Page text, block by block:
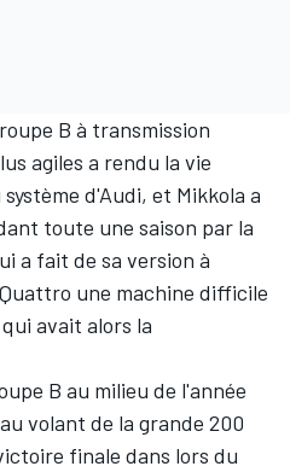
B à transmission
agiles a rendu la vie
d'Audi, et Mikkola a
toute une saison par la
a fait de sa version à
une machine difficile
avait alors la
B au milieu de l'année
volant de la grande 200
finale dans lors du